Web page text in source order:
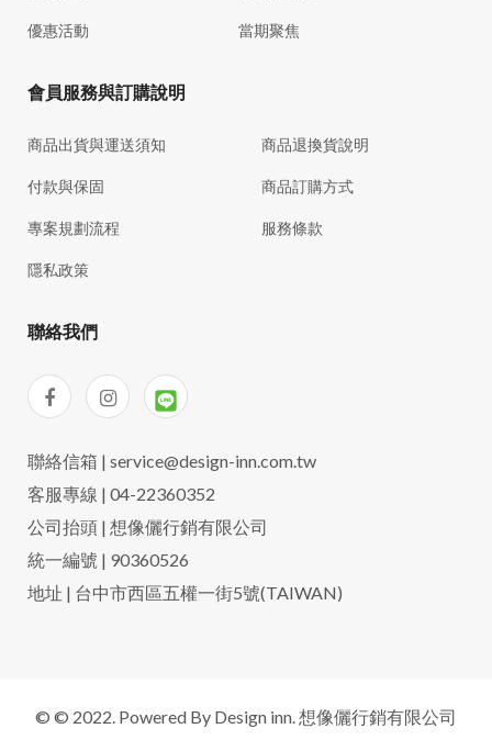
優惠活動 當期聚焦
會員服務與訂購說明
商品出貨與運送須知 商品退換貨說明
付款與保固 商品訂購方式
專案規劃流程 服務條款
隱私政策
聯絡我們
聯絡信箱 | service@design-inn.com.tw
客服專線 | 04-22360352
公司抬頭 | 想像儷行銷有限公司
統一編號 | 90360526
地址 | 台中市西區五權一街5號(TAIWAN)
© © 2022. Powered By Design inn. 想像儷行銷有限公司